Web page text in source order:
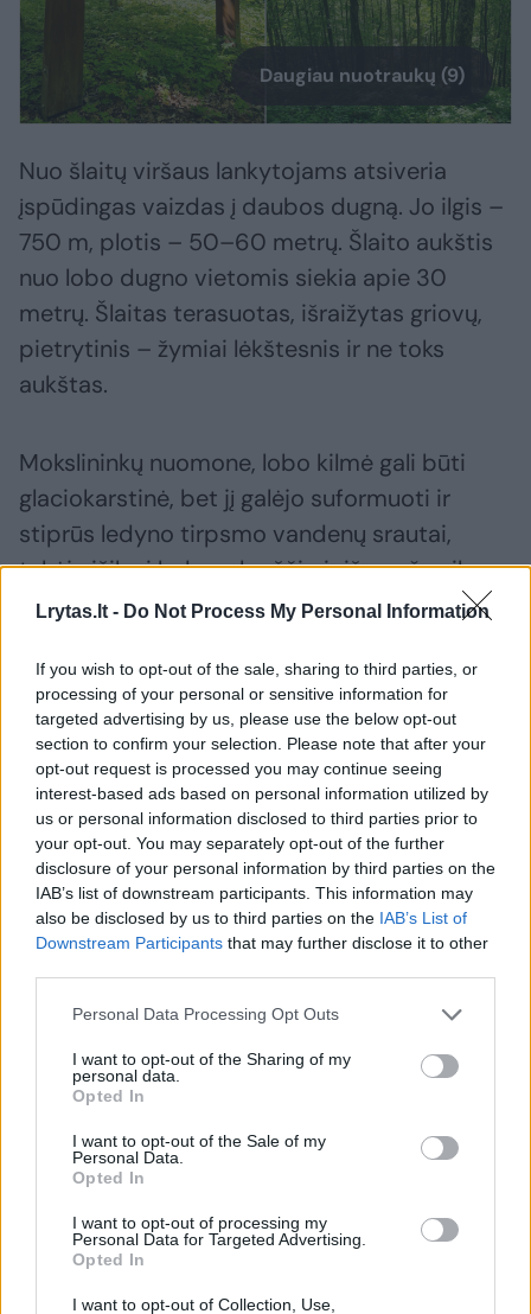
Lrytas.lt - Do Not Process My Personal Information
If you wish to opt-out of the sale, sharing to third parties, or
processing of your personal or sensitive information for
targeted advertising by us, please use the below opt-out
section to confirm your selection. Please note that after your
opt-out request is processed you may continue seeing
interest-based ads based on personal information utilized by
us or personal information disclosed to third parties prior to
your opt-out. You may separately opt-out of the further
disclosure of your personal information by third parties on the
IAB’s list of downstream participants. This information may
also be disclosed by us to third parties on the IAB’s List of
Downstream Participants that may further disclose it to other
Personal Data Processing Opt Outs
I want to opt-out of the Sharing of my
personal data.
Opted In
I want to opt-out of the Sale of my
Personal Data.
Opted In
I want to opt-out of processing my
Personal Data for Targeted Advertising.
Opted In
I want to opt-out of Collection, Use,
Daugiau nuotraukų (9)
Nuo šlaitų viršaus lankytojams atsiveria
įspūdingas vaizdas į daubos dugną. Jo ilgis –
750 m, plotis – 50–60 metrų. Šlaito aukštis
nuo lobo dugno vietomis siekia apie 30
metrų. Šlaitas terasuotas, išraižytas griovų,
pietrytinis – žymiai lėkštesnis ir ne toks
aukštas.
Mokslininkų nuomone, lobo kilmė gali būti
glaciokarstinė, bet jį galėjo suformuoti ir
stiprūs ledyno tirpsmo vandenų srautai,
tekėję išilgai ledo pakraščio ir išgraužę gilų
ilgą klonį. Amerikos lobo dugno nuosėdas
užpelkėjęs.
Lobo dugnas ir šlaitai apaugę skroblais,
klevais, ąžuolais ir šimtametėmis liepomis.
Dalis senolių jau atgulė šlaituose ir jie jokiu
būdu neturi būti „sutvarkyti“, o toliau tęsti
savo gyvenimo misiją ir tapti namais
daugybei kitų organizmų.
Susiję straipsniai